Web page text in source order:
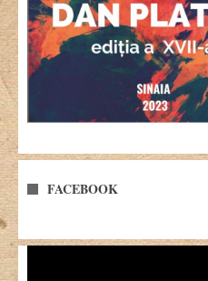
FACEBOOK